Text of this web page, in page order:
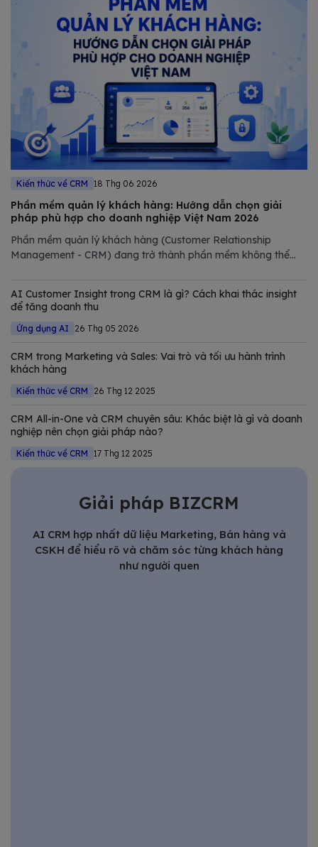
Kiến thức về CRM 18 Thg 06 2026
Phần mềm quản lý khách hàng: Hướng dẫn chọn giải
pháp phù hợp cho doanh nghiệp Việt Nam 2026
Phần mềm quản lý khách hàng (Customer Relationship
Management - CRM) đang trở thành phần mềm không thể
Trong bài viết này, Bizfly tổng hợp và phân tích chi tiết các
giải pháp CRM tốt nhất
AI Customer Insight trong CRM là gì? Cách khai thác insight
để tăng doanh thu
Ứng dụng AI 26 Thg 05 2026
CRM trong Marketing và Sales: Vai trò và tối ưu hành trình
khách hàng
Kiến thức về CRM 26 Thg 12 2025
CRM All-in-One và CRM chuyên sâu: Khác biệt là gì và doanh
nghiệp nên chọn giải pháp nào?
Kiến thức về CRM 17 Thg 12 2025
Giải pháp BIZCRM
AI CRM hợp nhất dữ liệu Marketing, Bán hàng và
CSKH để hiểu rõ và chăm sóc từng khách hàng
như người quen